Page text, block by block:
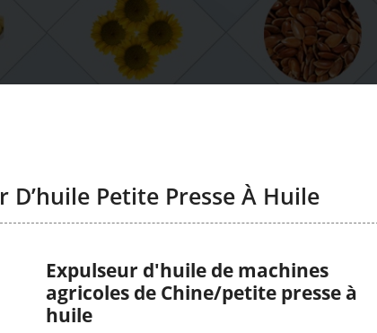
Petite Presse À Huile
Expulseur d'huile de machines
agricoles de Chine/petite presse à
huile